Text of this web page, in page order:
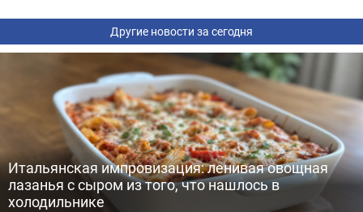
Другие новости за сегодня
Итальянская импровизация: ленивая овощная
лазанья с сыром из того, что нашлось в
холодильнике